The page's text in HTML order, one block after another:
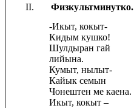
Физкультминутко.
-Икыт, кокыт-
Кидым кушко!
Шулдыран гай
лийына.
Кумыт, нылыт-
Кайык семын
Чонештен ме каена.
Икыт, кокыт –